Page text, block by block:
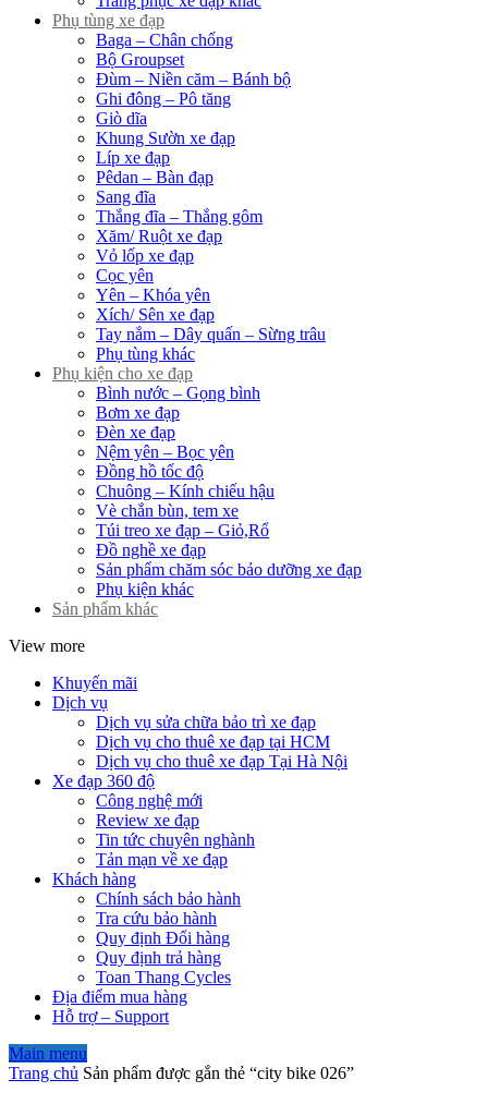
Phụ tùng xe đạp
Baga – Chân chống
Bộ Groupset
Đùm – Niền căm – Bánh bộ
Ghi đông – Pô tăng
Giò dĩa
Khung Sườn xe đạp
Líp xe đạp
Pêdan – Bàn đạp
Sang đĩa
Thắng đĩa – Thắng gôm
Xăm/ Ruột xe đạp
Vỏ lốp xe đạp
Cọc yên
Yên – Khóa yên
Xích/ Sên xe đạp
Tay nắm – Dây quấn – Sừng trâu
Phụ tùng khác
Phụ kiện cho xe đạp
Bình nước – Gọng bình
Bơm xe đạp
Đèn xe đạp
Nệm yên – Bọc yên
Đồng hồ tốc độ
Chuông – Kính chiếu hậu
Vè chắn bùn, tem xe
Túi treo xe đạp – Giỏ,Rổ
Đồ nghề xe đạp
Sản phẩm chăm sóc bảo dưỡng xe đạp
Phụ kiện khác
Sản phẩm khác
View more
Khuyến mãi
Dịch vụ
Dịch vụ sửa chữa bảo trì xe đạp
Dịch vụ cho thuê xe đạp tại HCM
Dịch vụ cho thuê xe đạp Tại Hà Nội
Xe đạp 360 độ
Công nghệ mới
Review xe đạp
Tin tức chuyên nghành
Tản mạn về xe đạp
Khách hàng
Chính sách bảo hành
Tra cứu bảo hành
Quy định Đổi hàng
Quy định trả hàng
Toan Thang Cycles
Địa điểm mua hàng
Hỗ trợ – Support
Main menu
Trang chủ Sản phẩm được gắn thẻ “city bike 026”